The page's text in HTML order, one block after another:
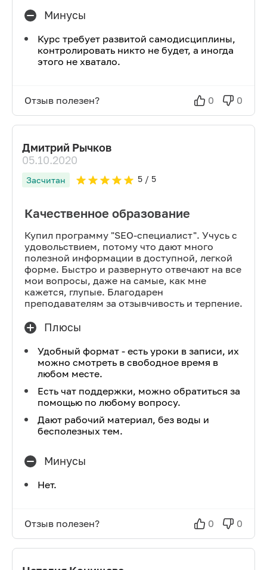
Минусы
Курс требует развитой самодисциплины,
контролировать никто не будет, а иногда
этого не хватало.
Отзыв полезен? 0 0
Дмитрий Рычков
05.10.2020
Засчитан 5/ 5
Качественное образование
Купил программу "SEO-специалист". Учусь с
удовольствием, потому что дают много
полезной информации в доступной, легкой
форме. Быстро и развернуто отвечают на все
мои вопросы, даже на самые, как мне
кажется, глупые. Благодарен
преподавателям за отзывчивость и терпение.
Плюсы
Удобный формат - есть уроки в записи, их
можно смотреть в свободное время в
любом месте.
Есть чат поддержки, можно обратиться за
помощью по любому вопросу.
Дают рабочий материал, без воды и
бесполезных тем.
Минусы
Нет.
Отзыв полезен? 0 0